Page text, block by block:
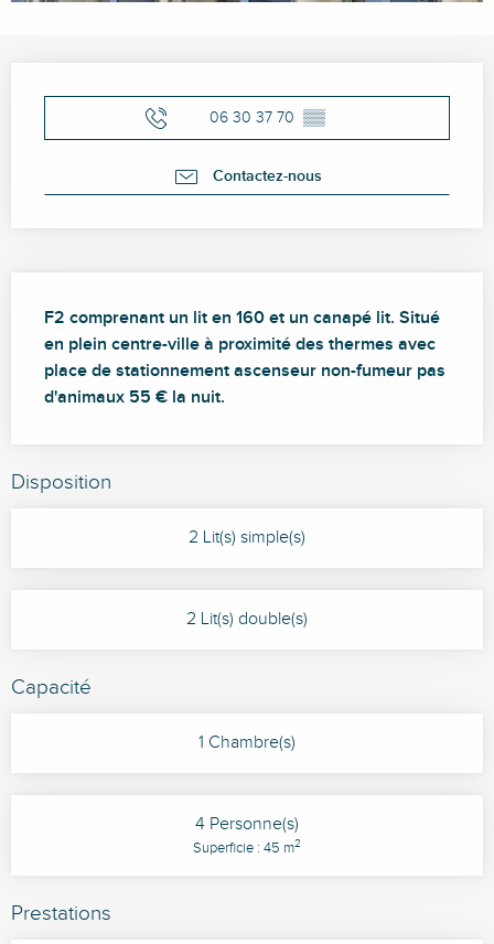
Ouverture et coordonnées
06 30 37 70 ▒▒
Contactez-nous
F2 comprenant un lit en 160 et un canapé lit. Situé
en plein centre-ville à proximité des thermes avec
place de stationnement ascenseur non-fumeur pas
d'animaux 55 € la nuit.
Disposition
2 Lit(s) simple(s)
2 Lit(s) double(s)
Capacité
1 Chambre(s)
4 Personne(s)
Superficie : 45 m2
Prestations